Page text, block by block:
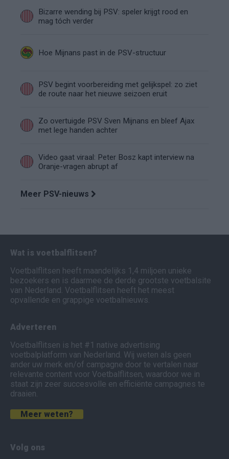
Bizarre wending bij PSV: speler krijgt rood en
mag tóch verder
Hoe Mijnans past in de PSV-structuur
PSV begint voorbereiding met gelijkspel: zo ziet
de route naar het nieuwe seizoen eruit
Zo overtuigde PSV Sven Mijnans en bleef Ajax
met lege handen achter
Video gaat viraal: Peter Bosz kapt interview na
Oranje-vragen abrupt af
Meer PSV-nieuws
Wat is voetbalflitsen?
Voetbalflitsen heeft maandelijks 1,4 miljoen unieke
bezoekers en is daarmee de derde grootste voetbalsite
van Nederland. Voetbalflitsen heeft het meest
opvallende en grappige voetbalnieuws.
Adverteren
Voetbalflitsen is het #1 native advertising
voetbalplatform van Nederland. Wij weten als geen
ander uw merk en/of campagne door te vertalen naar
relevante content voor Voetbalflitsen, waardoor we in
staat zijn zeer succesvolle en efficiënte campagnes te
draaien.
Meer weten?
Volg ons